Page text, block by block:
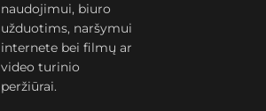
naudojimui, biuro
užduotims, naršymui
internete bei filmų ar
video turinio
peržiūrai.